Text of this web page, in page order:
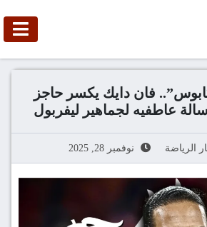
فان دايك يكسر حاجز
عاطفيه لجماهير ليفربول
الرياضة نوفمبر 28, 2025